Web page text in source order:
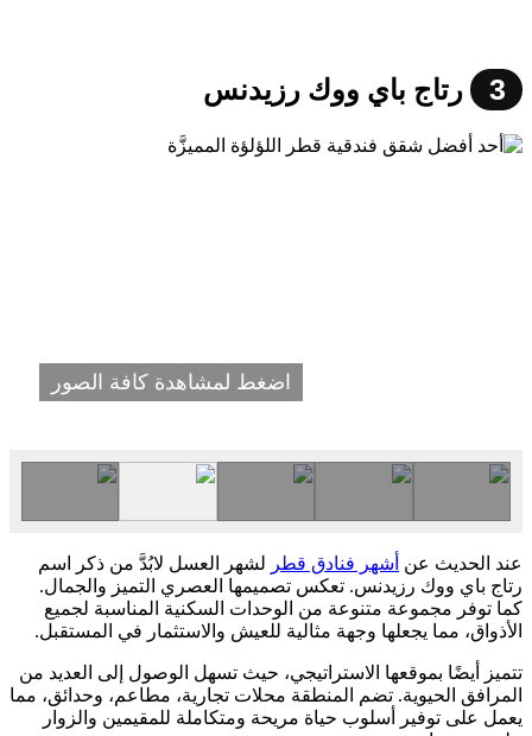
3 رتاج باي ووك رزيدنس
اضغط لمشاهدة كافة الصور
عند الحديث عن أشهر فنادق قطر لشهر العسل لابُدَّ من ذكر اسم
رتاج باي ووك رزيدنس. تعكس تصميمها العصري التميز والجمال.
كما توفر مجموعة متنوعة من الوحدات السكنية المناسبة لجميع
الأذواق، مما يجعلها وجهة مثالية للعيش والاستثمار في المستقبل.
تتميز أيضًا بموقعها الاستراتيجي، حيث تسهل الوصول إلى العديد من
المرافق الحيوية. تضم المنطقة محلات تجارية، مطاعم، وحدائق، مما
يعمل على توفير أسلوب حياة مريحة ومتكاملة للمقيمين والزوار